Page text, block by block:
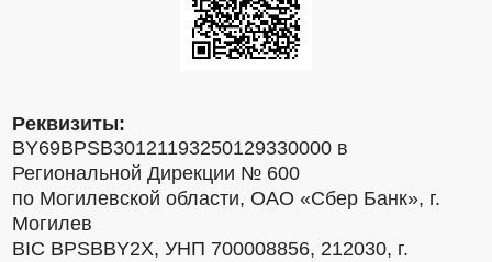
Реквизиты:
BY69BPSB30121193250129330000 в
Региональной Дирекции № 600
по Могилевской области, ОАО «Сбер Банк», г.
Могилев
BIC BPSBBY2X, УНП 700008856, 212030, г.